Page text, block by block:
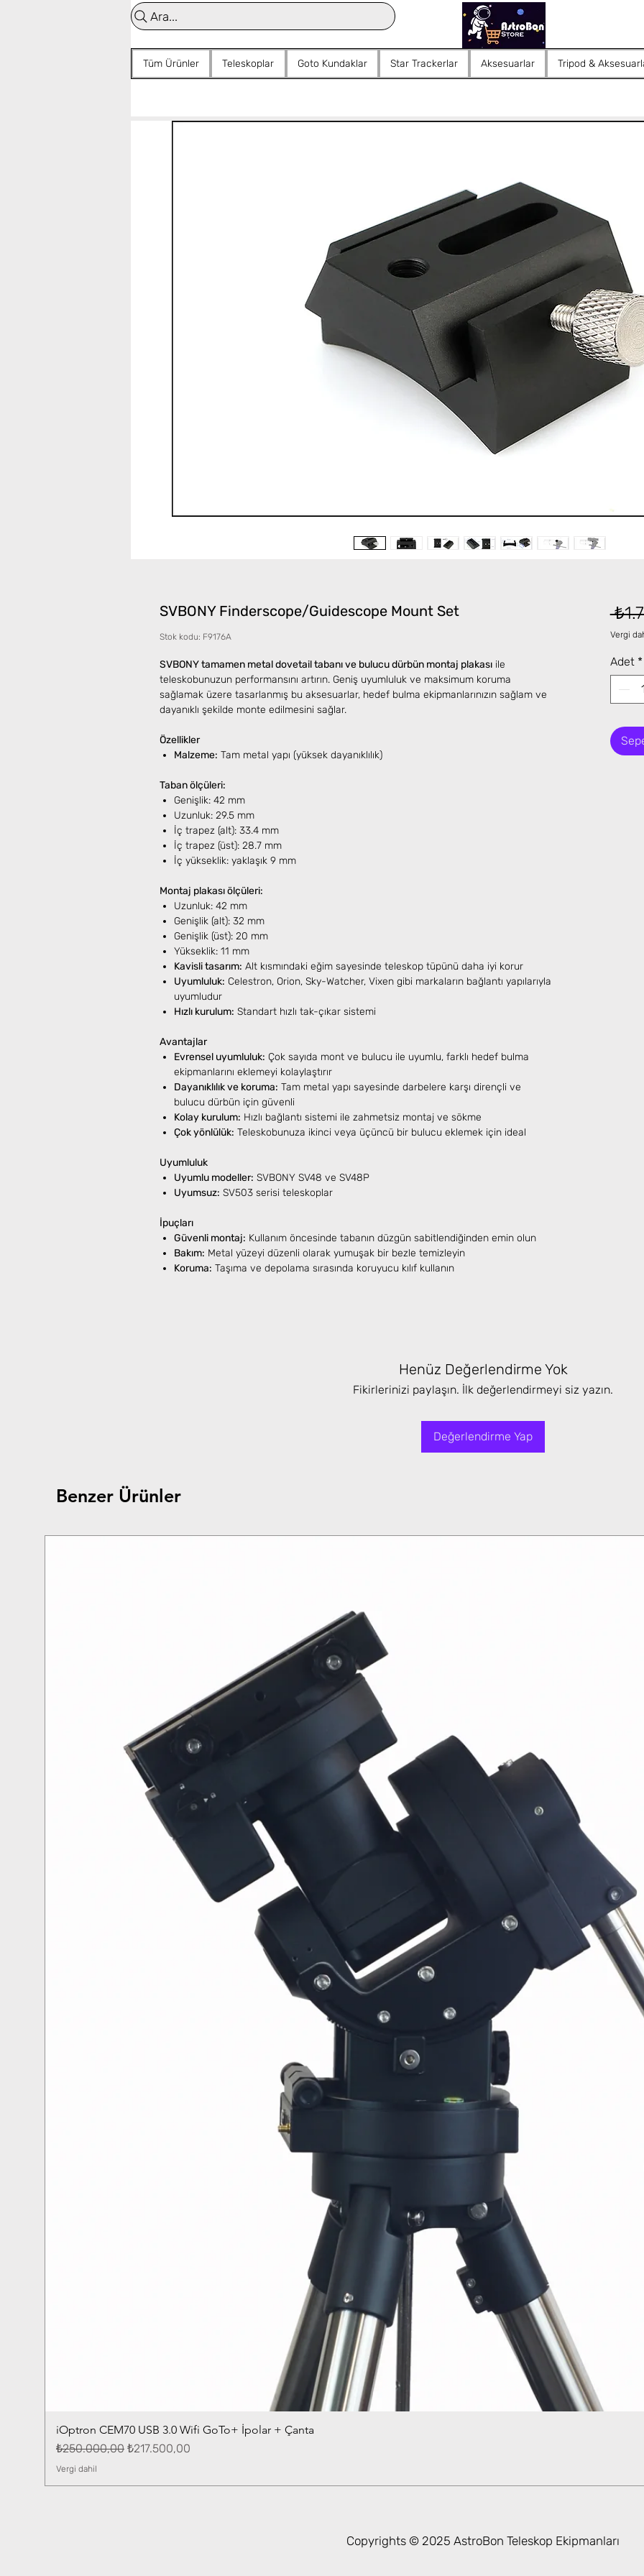
Ara...
Tüm Ürünler Teleskoplar Goto Kundaklar Star Trackerlar Aksesuarlar Tripod &
SVBONY Finderscope/Guidescope Mount Set
Stok kodu: F9176A
SVBONY tamamen metal dovetail tabanı ve bulucu dürbün montaj plakası ile
teleskobunuzun performansını artırın. Geniş uyumluluk ve maksimum koruma
sağlamak üzere tasarlanmış bu aksesuarlar, hedef bulma ekipmanlarınızın sağlam ve
dayanıklı şekilde monte edilmesini sağlar.
Özellikler
Malzeme: Tam metal yapı (yüksek dayanıklılık)
Taban ölçüleri:
Genişlik: 42 mm
Uzunluk: 29.5 mm
İç trapez (alt): 33.4 mm
İç trapez (üst): 28.7 mm
İç yükseklik: yaklaşık 9 mm
Montaj plakası ölçüleri:
Uzunluk: 42 mm
Genişlik (alt): 32 mm
Genişlik (üst): 20 mm
Yükseklik: 11 mm
Kavisli tasarım: Alt kısmındaki eğim sayesinde teleskop tüpünü daha iyi korur
Uyumluluk: Celestron, Orion, Sky-Watcher, Vixen gibi markaların bağlantı yapılarıyla
uyumludur
Hızlı kurulum: Standart hızlı tak-çıkar sistemi
Avantajlar
Evrensel uyumluluk: Çok sayıda mont ve bulucu ile uyumlu, farklı hedef bulma
ekipmanlarını eklemeyi kolaylaştırır
Dayanıklılık ve koruma: Tam metal yapı sayesinde darbelere karşı dirençli ve
bulucu dürbün için güvenli
Kolay kurulum: Hızlı bağlantı sistemi ile zahmetsiz montaj ve sökme
Çok yönlülük: Teleskobunuza ikinci veya üçüncü bir bulucu eklemek için ideal
Uyumluluk
Uyumlu modeller: SVBONY SV48 ve SV48P
Uyumsuz: SV503 serisi teleskoplar
İpuçları
Güvenli montaj: Kullanım öncesinde tabanın düzgün sabitlendiğinden emin olun
Bakım: Metal yüzeyi düzenli olarak yumuşak bir bezle temizleyin
Koruma: Taşıma ve depolama sırasında koruyucu kılıf kullanın
Vergi
Adet *
Henüz Değerlendirme Yok
Fikirlerinizi paylaşın. İlk değerlendirmeyi siz yazın.
Değerlendirme Yap
Benzer Ürünler
iOptron CEM70 USB 3.0 Wifi GoTo+ İpolar + Çanta
Normal Fiyat
₺250.000,00 İndirimli Fiyat
₺217.500,00
Vergi dahil
Copyrights © 2025 AstroBon Teleskop Ekipmanları